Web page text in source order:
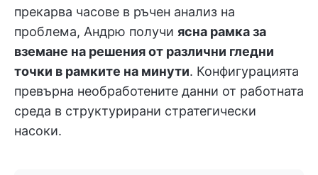
прекарва часове в ръчен анализ на
проблема, Андрю получи ясна рамка за
вземане на решения от различни гледни
точки в рамките на минути. Конфигурацията
превърна необработените данни от работната
среда в структурирани стратегически
насоки.